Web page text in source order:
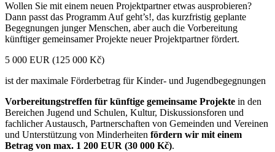
Wollen Sie mit einem neuen Projektpartner etwas ausprobieren?
Dann passt das Programm Auf geht’s!, das kurzfristig geplante
Begegnungen junger Menschen, aber auch die Vorbereitung
künftiger gemeinsamer Projekte neuer Projektpartner fördert.
5 000 EUR (125 000 Kč)
ist der maximale Förderbetrag für Kinder- und Jugendbegegnungen
Vorbereitungstreffen für künftige gemeinsame Projekte in den
Bereichen Jugend und Schulen, Kultur, Diskussionsforen und
fachlicher Austausch, Partnerschaften von Gemeinden und Vereinen
und Unterstützung von Minderheiten fördern wir mit einem
Betrag von max. 1 200 EUR (30 000 Kč).